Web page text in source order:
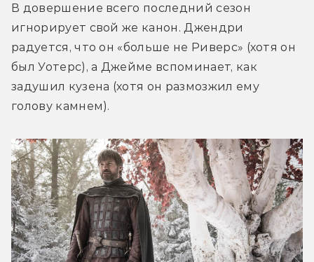
В довершение всего последний сезон
игнорирует свой же канон. Джендри
радуется, что он «больше не Риверс» (хотя он
был Уотерс), а Джейме вспоминает, как
задушил кузена (хотя он размозжил ему
голову камнем).